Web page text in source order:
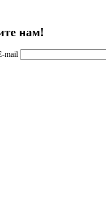
нам!
mail